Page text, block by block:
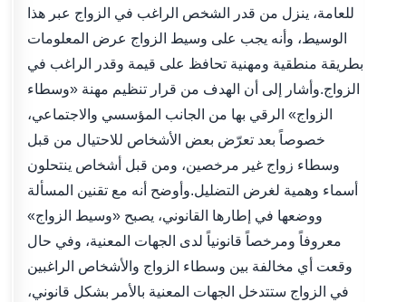
للعامة، ينزل من قدر الشخص الراغب في الزواج عبر هذا
الوسيط، وأنه يجب على وسيط الزواج عرض المعلومات
بطريقة منطقية ومهنية تحافظ على قيمة وقدر الراغب في
الزواج.وأشار إلى أن الهدف من قرار تنظيم مهنة «وسطاء
الزواج» الرقي بها من الجانب المؤسسي والاجتماعي،
خصوصاً بعد تعرّض بعض الأشخاص للاحتيال من قبل
وسطاء زواج غير مرخصين، ومن قبل أشخاص ينتحلون
أسماء وهمية لغرض التضليل.وأوضح أنه مع تقنين المسألة
ووضعها في إطارها القانوني، يصبح «وسيط الزواج»
معروفاً ومرخصاً قانونياً لدى الجهات المعنية، وفي حال
وقعت أي مخالفة بين وسطاء الزواج والأشخاص الراغبين
في الزواج ستتدخل الجهات المعنية بالأمر بشكل قانوني،